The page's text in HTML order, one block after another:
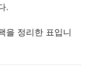
.
을 정리한 표입니